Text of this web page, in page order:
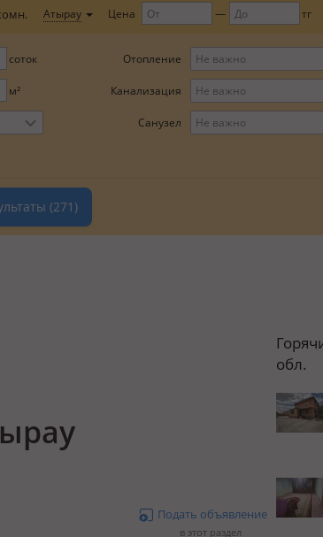
Атырау Цена тг
соток Отопление Не важно
м² Канализация Не важно
Санузел Не важно
(271)
Подать объявление
в этот раздел
обл.